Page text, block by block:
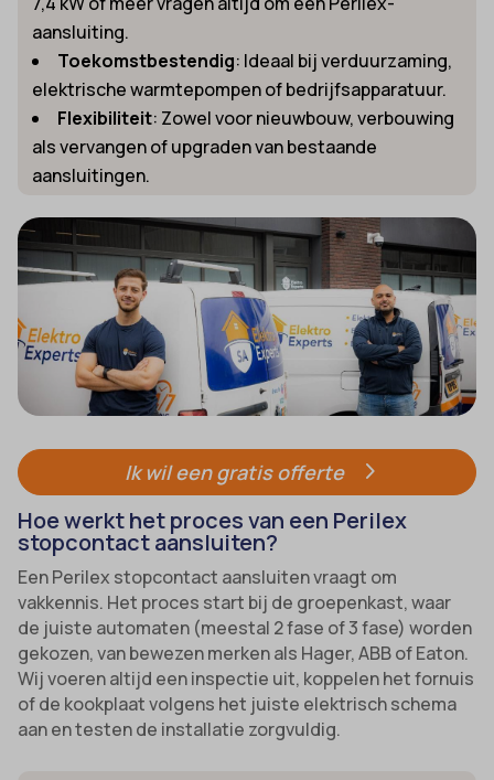
aansluiting.
Toekomstbestendig: Ideaal bij verduurzaming,
elektrische warmtepompen of bedrijfsapparatuur.
Flexibiliteit: Zowel voor nieuwbouw, verbouwing
als vervangen of upgraden van bestaande
aansluitingen.
Ik wil een gratis offerte
Hoe werkt het proces van een Perilex
stopcontact aansluiten?
Een Perilex stopcontact aansluiten vraagt om
vakkennis. Het proces start bij de groepenkast, waar
de juiste automaten (meestal 2 fase of 3 fase) worden
gekozen, van bewezen merken als Hager, ABB of Eaton.
Wij voeren altijd een inspectie uit, koppelen het fornuis
of de kookplaat volgens het juiste elektrisch schema
aan en testen de installatie zorgvuldig.